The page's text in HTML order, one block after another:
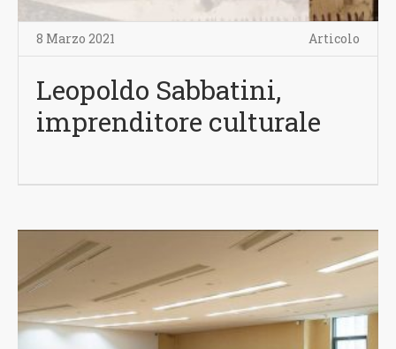
8 Marzo 2021 Articolo
Leopoldo Sabbatini,
imprenditore culturale